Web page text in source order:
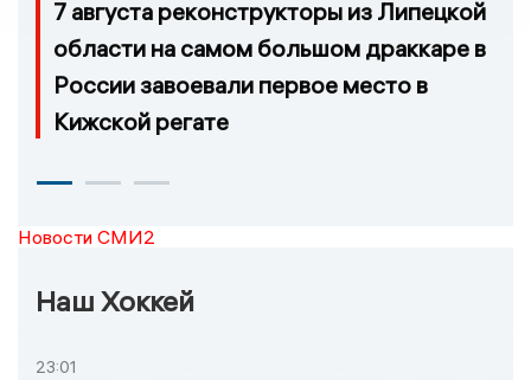
7 августа реконструкторы из Липецкой
области на самом большом драккаре в
России завоевали первое место в
Кижской регате
Новости СМИ2
Наш Хоккей
23:01